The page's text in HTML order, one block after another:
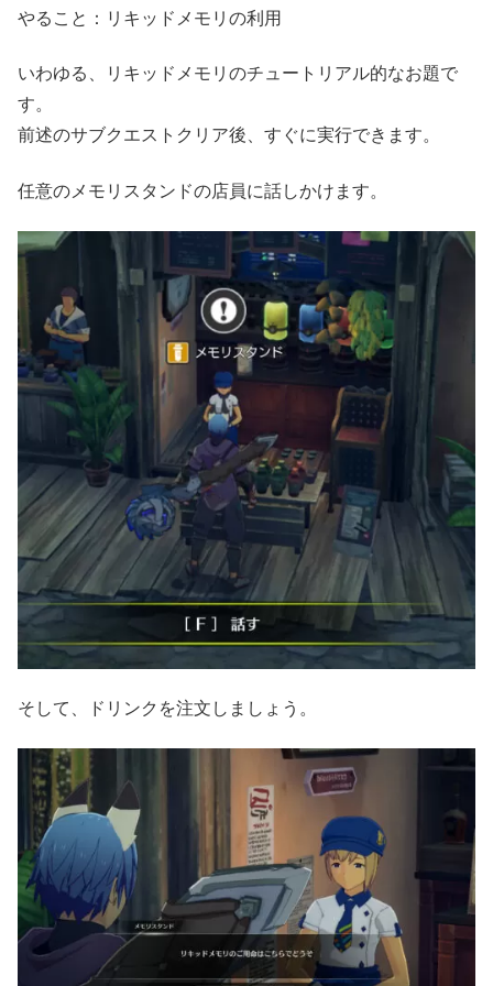
やること：リキッドメモリの利用
いわゆる、リキッドメモリのチュートリアル的なお題で
す。
前述のサブクエストクリア後、すぐに実行できます。
任意のメモリスタンドの店員に話しかけます。
そして、ドリンクを注文しましょう。